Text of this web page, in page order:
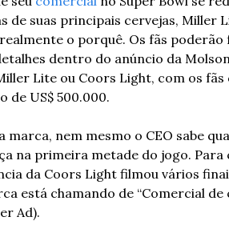
de suas principais cervejas, Miller
o porquê. Os fãs
dentro do anúncio da
Lite ou Coors Light, com os
de US$ 500.000.
marca, nem mesmo o CEO sabe
na primeira metade do jogo. Para
da Coors Light filmou vários
está chamando de “Comercial
Ad).